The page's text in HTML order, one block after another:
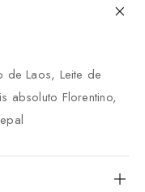
de Laos, Leite de
absoluto Florentino,